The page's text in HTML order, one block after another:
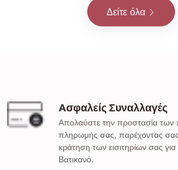
Δείτε όλα
Ασφαλείς Συναλλαγές
Απολαύστε την προστασία των
πληρωμής σας, παρέχοντας σας
κράτηση των εισιτηρίων σας για
Βατικανό.